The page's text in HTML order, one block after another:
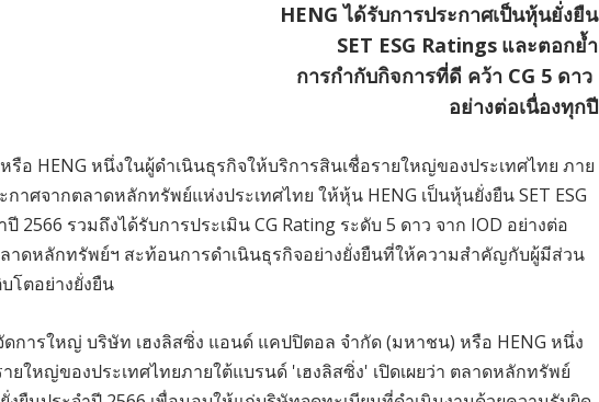
HENG ได้รับการประกาศเป็นหุ้นยั่งยืน
SET ESG Ratings และตอกย้ำ
การกำกับกิจการที่ดี คว้า CG 5 ดาว
อย่างต่อเนื่องทุกปี
อ HENG หนึ่งในผู้ดำเนินธุรกิจให้บริการสินเชื่อรายใหญ่ของประเทศไทย ภาย
าศจากตลาดหลักทรัพย์แห่งประเทศไทย ให้หุ้น HENG เป็นหุ้นยั่งยืน SET ESG
2566 รวมถึงได้รับการประเมิน CG Rating ระดับ 5 ดาว จาก IOD อย่างต่อ
าดหลักทรัพย์ฯ สะท้อนการดำเนินธุรกิจอย่างยั่งยืนที่ให้ความสำคัญกับผู้มีส่วน
โตอย่างยั่งยืน
การใหญ่ บริษัท เฮงลิสซิ่ง แอนด์ แคปปิตอล จำกัด (มหาชน) หรือ HENG หนึ่ง
ยใหญ่ของประเทศไทยภายใต้แบรนด์ 'เฮงลิสซิ่ง' เปิดเผยว่า ตลาดหลักทรัพย์